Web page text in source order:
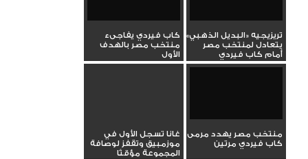
تريزيجيه «البديل الذهبي»
يتعادل لمنتخب مصر
أمام كاب فيردي
كاب فيردي يفاجىء
منتخب مصر بالهدف
الأول
منتخب مصر يهدد مرمى
كاب فيردي مرتين
غانا تسجل الأول في
موزمبيق وتقفز لوصافة
المجموعة مؤقتًا